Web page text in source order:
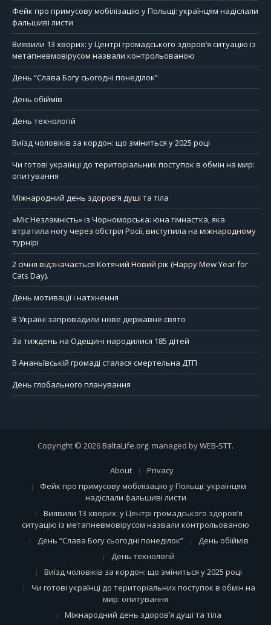
Фейк про примусову мобілізацію у Польщі: українцям надіслали
фальшиві листи
Виявили 13 хворих: у Центрі громадського здоров’я ситуацію із
метапневмовірусом назвали контрольованою
День “Слава Богу сьогодні понеділок”
День обіймів
День технологій
Виїзд чоловіків за кордон: що зміниться у 2025 році
Чи готові українці до територіальних поступок в обмін на мир:
опитування
Міжнародний день здоров’я душі та тіла
«Міс Незламність» із Чорноморська: юна гімнастка, яка
втратила ногу через обстріл Росії, виступила на міжнародному
турнірі
2 січня відзначається Котячий Новий рік (Happy Mew Year for
Cats Day).
День мотивації і натхнення
В Україні запровадили нове державне свято
За тиждень на Одещині народилися 185 дітей
В Ананьївській громаді сталася смертельна ДТП
День глобального планування
Copyright © 2026BaltaLife.org. managed byWEB-STT.
About
Privacy
Фейк про примусову мобілізацію у Польщі: українцям
надіслали фальшиві листи
Виявили 13 хворих: у Центрі громадського здоров’я
ситуацію із метапневмовірусом назвали контрольованою
День “Слава Богу сьогодні понеділок”
День обіймів
День технологій
Виїзд чоловіків за кордон: що зміниться у 2025 році
Чи готові українці до територіальних поступок в обмін на
мир: опитування
Міжнародний день здоров’я душі та тіла